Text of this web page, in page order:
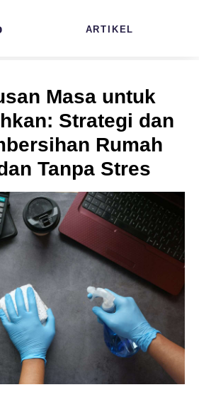
ARTIKEL
Masa untuk
Strategi dan
Rumah
Tanpa Stres